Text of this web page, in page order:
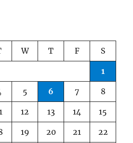
W T F S
1
5 6 7 8
12 13 14 15
19 20 21 22